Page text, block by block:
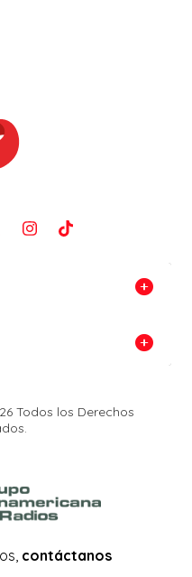
Todos los Derechos
contáctanos